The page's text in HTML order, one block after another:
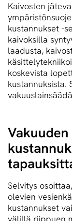
Kaivosten
kustannukset -
kaivoksilla
laadusta,
koskevista
kustannuksista.
Selvitys
olevien
kustannukset